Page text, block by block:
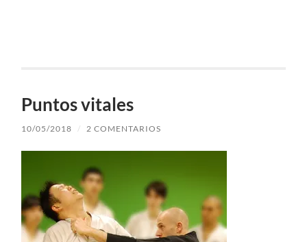
Puntos vitales
10/05/2018 / 2 COMENTARIOS